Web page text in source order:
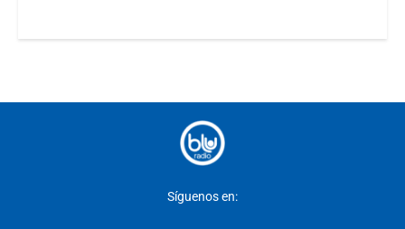
Síguenos en: